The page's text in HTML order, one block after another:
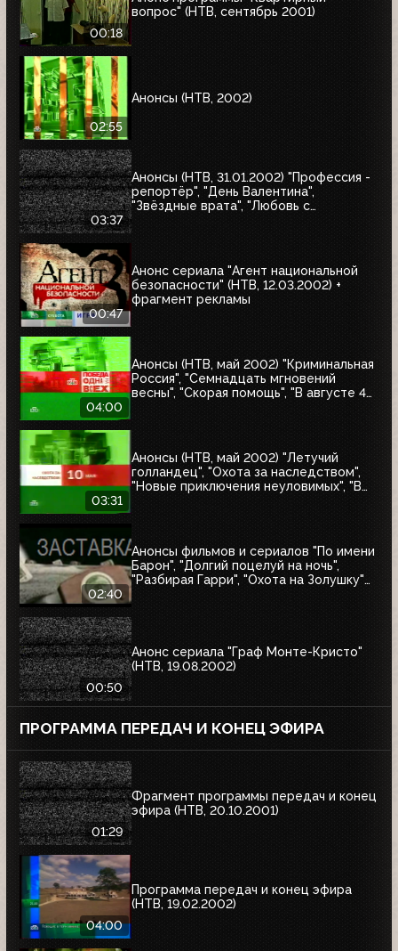
00:18
вопрос" (НТВ, сентябрь 2001)
02:55
Анонсы (НТВ, 2002)
03:37
Анонсы (НТВ, 31.01.2002) "Профессия -
репортёр", "День Валентина",
"Звёздные врата", "Любовь с
00:47
Анонс сериала "Агент национальной
безопасности" (НТВ, 12.03.2002) +
фрагмент рекламы
04:00
Анонсы (НТВ, май 2002) "Криминальная
Россия", "Семнадцать мгновений
весны", "Скорая помощь", "В августе 44-
03:31
Анонсы (НТВ, май 2002) "Летучий
голландец", "Охота за наследством",
"Новые приключения неуловимых", "В
02:40
Анонсы фильмов и сериалов "По имени
Барон", "Долгий поцелуй на ночь",
"Разбирая Гарри", "Охота на Золушку"
00:50
Анонс сериала "Граф Монте-Кристо"
(НТВ, 19.08.2002)
ПРОГРАММА ПЕРЕДАЧ И КОНЕЦ ЭФИРА
01:29
Фрагмент программы передач и конец
эфира (НТВ, 20.10.2001)
04:00
Программа передач и конец эфира
(НТВ, 19.02.2002)